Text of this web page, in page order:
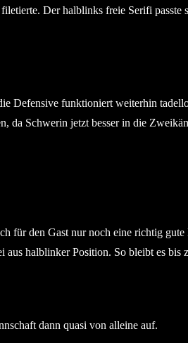
Der halblinks freie Serifi passte
Defensive funktioniert weiterhin
Schwerin jetzt besser in die
für den Gast nur noch eine richtig
halblinker Position. So bleibt es bis
dann quasi von alleine auf.